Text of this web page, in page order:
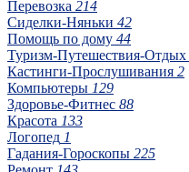
Перевозка 214
Сиделки-Няньки 42
Помощь по дому 44
Туризм-Путешествия-Отдых
Кастинги-Прослушивания 2
Компьютеры 129
Здоровье-Фитнес 88
Красота 133
Логопед 1
Гадания-Гороскопы 225